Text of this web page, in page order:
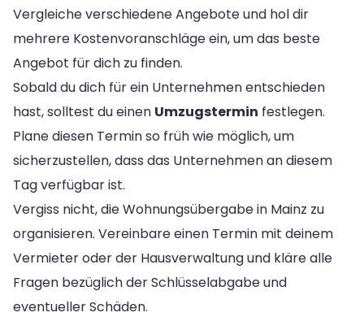
Vergleiche verschiedene Angebote und hol dir
mehrere Kostenvoranschläge ein, um das beste
Angebot für dich zu finden.
Sobald du dich für ein Unternehmen entschieden
hast, solltest du einen Umzugstermin festlegen.
Plane diesen Termin so früh wie möglich, um
sicherzustellen, dass das Unternehmen an diesem
Tag verfügbar ist.
Vergiss nicht, die Wohnungsübergabe in Mainz zu
organisieren. Vereinbare einen Termin mit deinem
Vermieter oder der Hausverwaltung und kläre alle
Fragen bezüglich der Schlüsselabgabe und
eventueller Schäden.